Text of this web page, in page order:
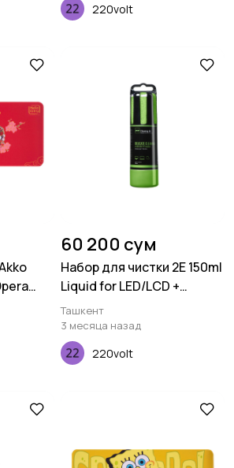
220volt
60 200 сум
Набор для чистки 2E 150ml
Liquid for LED/LCD +
салфетка, Green
Ташкент
3 месяца назад
220volt